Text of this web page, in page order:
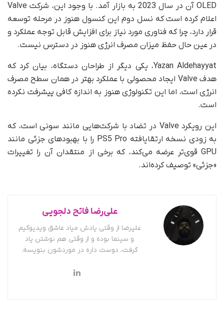
OLED آن در سال 2023 به بازار آمد. با وجود این، شرکت Valve
اعلام کرده است که نسل دوم این کنسول هنوز در مرحله‌ توسعه
قرار دارد، چرا که فناوری مورد نیاز برای افزایش قابل توجه عملکرد و
در عین حال حفظ میزان مصرف انرژی هنوز در دسترس نیست.
Yazan Aldehayyat، یکی دیگر از طراحان دستگاه، بیان کرد که
هدف Valve ایجاد محصولی با عملکرد بهتر در همان سطح مصرف
انرژی است، اما این تکنولوژی هنوز به اندازه‌ کافی پیشرفت نکرده
است.
این رویکرد Valve در تضاد با شرکت‌هایی مانند سونی است، که
به زودی نسخه‌ ارتقایافته‌ PS5 Pro را با بهبودهای جزئی مانند
GPU قوی‌تر عرضه می‌کند، که برخی از منتقدان آن را تغییرات
«جزئی» توصیف کرده‌اند.
علی‌رضا فاتح دلجویی
علیرضا از وقتی یادش میاد عاشق ویدیوگیم
و سینما بوده و از وقتی هم نوشتن یاد
گرفت، دوست داره در موردشون بنویسه.